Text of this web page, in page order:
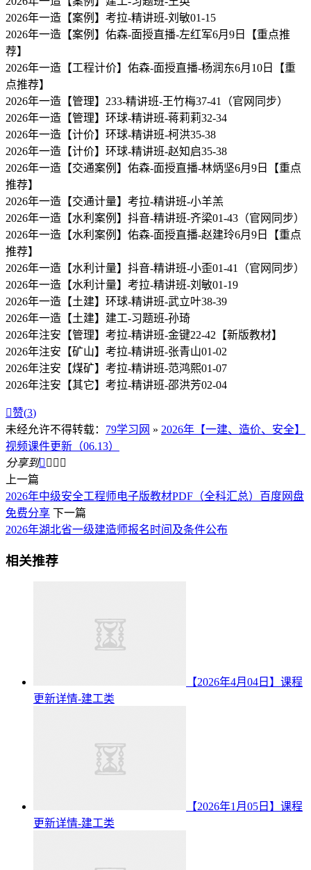
2026年一造【案例】考拉-精讲班-刘敏01-15
2026年一造【案例】佑森-面授直播-左红军6月9日【重点推
荐】
2026年一造【工程计价】佑森-面授直播-杨润东6月10日【重
点推荐】
2026年一造【管理】233-精讲班-王竹梅37-41（官网同步）
2026年一造【管理】环球-精讲班-蒋莉莉32-34
2026年一造【计价】环球-精讲班-柯洪35-38
2026年一造【计价】环球-精讲班-赵知启35-38
2026年一造【交通案例】佑森-面授直播-林炳坚6月9日【重点
推荐】
2026年一造【交通计量】考拉-精讲班-小羊羔
2026年一造【水利案例】抖音-精讲班-齐梁01-43（官网同步）
2026年一造【水利案例】佑森-面授直播-赵建玲6月9日【重点
推荐】
2026年一造【水利计量】抖音-精讲班-小歪01-41（官网同步）
2026年一造【水利计量】考拉-精讲班-刘敏01-19
2026年一造【土建】环球-精讲班-武立叶38-39
2026年一造【土建】建工-习题班-孙琦
2026年注安【管理】考拉-精讲班-金键22-42【新版教材】
2026年注安【矿山】考拉-精讲班-张青山01-02
2026年注安【煤矿】考拉-精讲班-范鸿熙01-07
2026年注安【其它】考拉-精讲班-邵洪芳02-04
赞(3)
未经允许不得转载： 79学习网 » 2026年【一建、造价、安全】
视频课件更新（06.13）
分享到   
上一篇
2026年中级安全工程师电子版教材PDF（全科汇总）百度网盘
免费分享 下一篇
2026年湖北省一级建造师报名时间及条件公布
相关推荐
【2026年4月04日】课程
更新详情-建工类
【2026年1月05日】课程
更新详情-建工类